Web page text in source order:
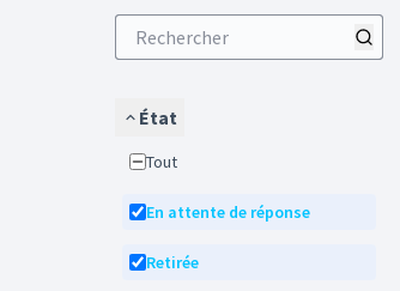
État
Tout
En attente de réponse
Retirée